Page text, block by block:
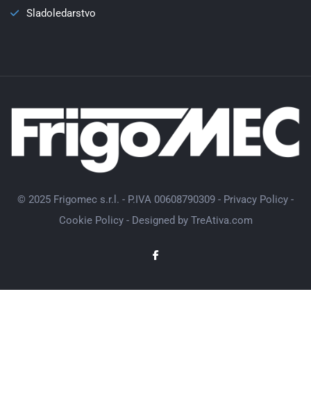
Sladoledarstvo
© 2025 Frigomec s.r.l. - P.IVA 00608790309 - Privacy Policy -
Cookie Policy- Designed by TreAtiva.com